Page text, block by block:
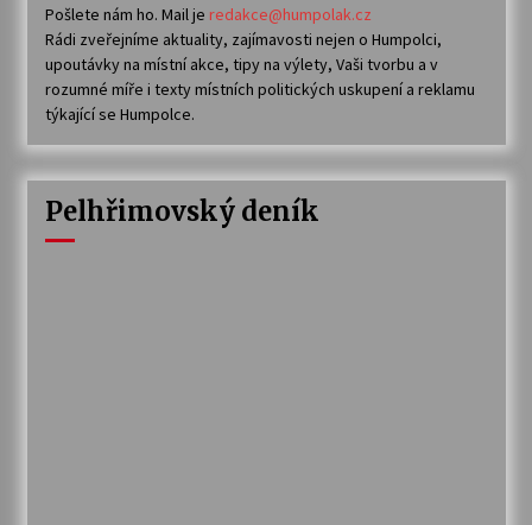
Pošlete nám ho. Mail je redakce@humpolak.cz
Rádi zveřejníme aktuality, zajímavosti nejen o Humpolci,
upoutávky na místní akce, tipy na výlety, Vaši tvorbu a v
rozumné míře i texty místních politických uskupení a reklamu
týkající se Humpolce.
Pelhřimovský deník